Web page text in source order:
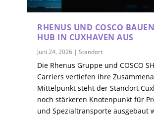
RHENUS UND COSCO
HUB IN CUXHAVEN AUS
Juni 24, 2026 |Standort
Die Rhenus Gruppe und COSCO
Carriers vertiefen ihre
Mittelpunkt steht der Standort
noch stärkeren Knotenpunkt für
und Spezialtransporte ausgebaut